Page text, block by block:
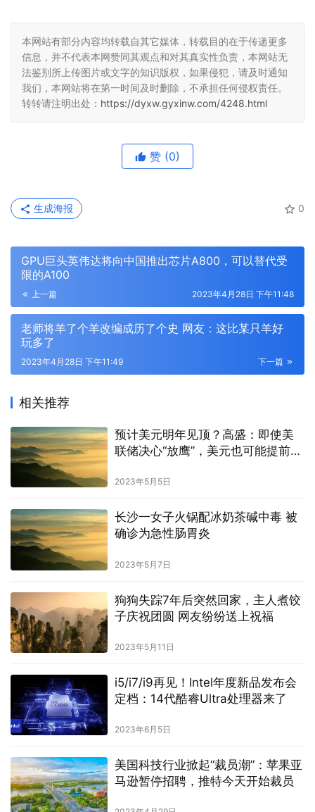
本网站有部分内容均转载自其它媒体，转载目的在于传递更多
信息，并不代表本网赞同其观点和对其真实性负责，本网站无
法鉴别所上传图片或文字的知识版权，如果侵犯，请及时通知
我们，本网站将在第一时间及时删除，不承担任何侵权责任。
转转请注明出处： https://dyxw.gyxinw.com/4248.html
赞 (0)
0
生成海报
GPU巨头英伟达将向中国推出芯片A800，可以替代受
限的A100
上一篇 2023年4月28日 下午11:48
老师将羊了个羊改编成历了个史 网友：这比某只羊好
玩多了
下一篇
2023年4月28日 下午11:49
相关推荐
预计美元明年见顶？高盛：即使美
联储决心“放鹰”，美元也可能提前走
2023年5月5日
长沙一女子火锅配冰奶茶碱中毒 被
确诊为急性肠胃炎
2023年5月7日
狗狗失踪7年后突然回家，主人煮饺
子庆祝团圆 网友纷纷送上祝福
2023年5月11日
i5/i7/i9再见！Intel年度新品发布会
定档：14代酷睿Ultra处理器来了
2023年6月5日
美国科技行业掀起“裁员潮”：苹果亚
马逊暂停招聘，推特今天开始裁员